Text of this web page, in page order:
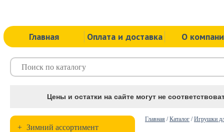
Главная Оплата и доставка О
Цены и остатки на сайте могут не
+ Зимний ассортимент
Главная /Каталог /Игрушки